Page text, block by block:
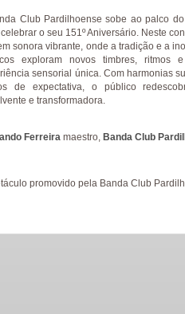
Club Pardilhoense sobe ao palco
o seu 151º Aniversário. Neste
sonora vibrante, onde a tradição e a
exploram novos timbres, ritmos
sensorial única. Com harmonias
de expectativa, o público
e transformadora.
Ferreira maestro, Banda Club
promovido pela Banda Club